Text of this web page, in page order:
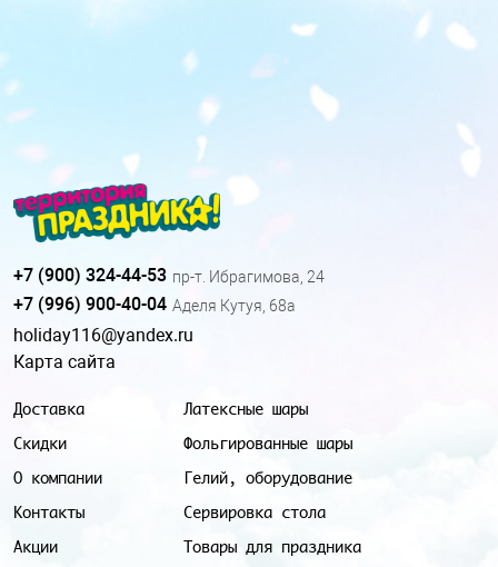
Доставка
Скидки
О компании
Контакты
Акции
Латексные шары
Фольгированные шары
Гелий, оборудование
Сервировка стола
Товары для праздника
+7 (900) 324-44-53 пр-т. Ибрагимова, 24
+7 (996) 900-40-04 Аделя Кутуя, 68а
holiday116@yandex.ru
Карта сайта